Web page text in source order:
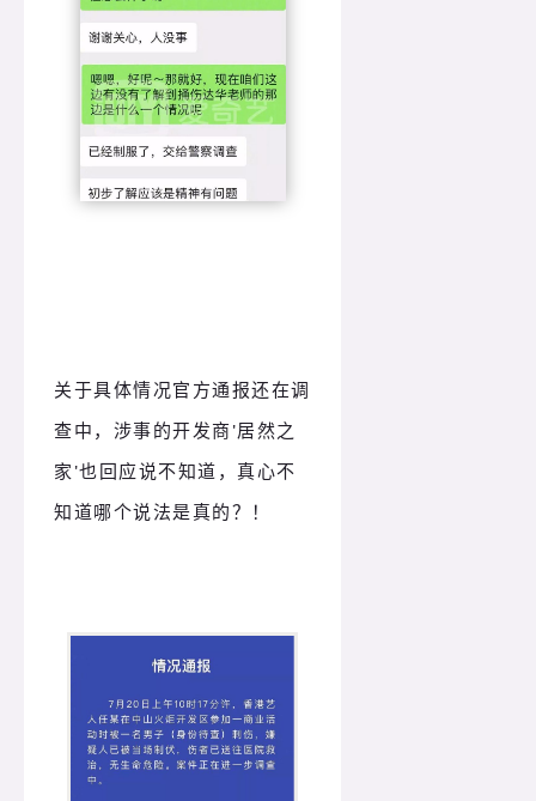
关于具体情况官方通报还在调
查中，涉事的开发商'居然之
家'也回应说不知道，真心不
知道哪个说法是真的？！